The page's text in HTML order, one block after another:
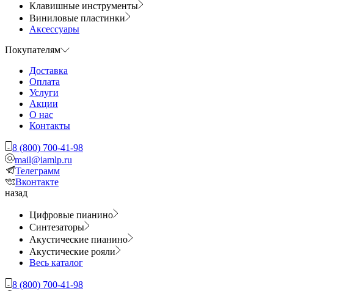
Клавишные инструменты
Виниловые пластинки
Аксессуары
Покупателям
Доставка
Оплата
Услуги
Акции
О нас
Контакты
8 (800) 700-41-98
mail@iamlp.ru
Телеграмм
Вконтакте
назад
Цифровые пианино
Синтезаторы
Акустические пианино
Акустические рояли
Весь каталог
8 (800) 700-41-98